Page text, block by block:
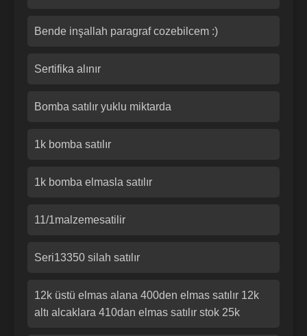
Bende inşallah paragraf cozebilcem :)
Sertifika alınır
Bomba satılır yuklu miktarda
1k bomba satılır
1k bomba elmasla satılır
11/1malzemesatilir
Seri13350 silah satılır
12k üstü elmas alana 400den elmas satılır 12k
altı alcaklara 410dan elmas satılır stok 25k